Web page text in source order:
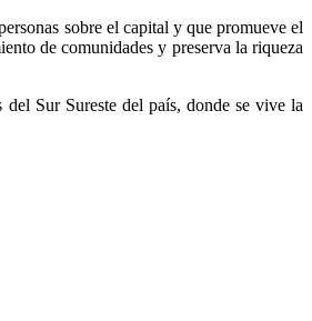
sobre el capital y que promueve el
de comunidades y preserva la riqueza
Sur Sureste del país, donde se vive la